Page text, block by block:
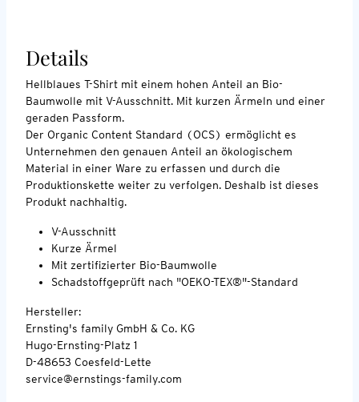
Details
Hellblaues T-Shirt mit einem hohen Anteil an Bio-
Baumwolle mit V-Ausschnitt. Mit kurzen Ärmeln und einer
geraden Passform.
Der Organic Content Standard (OCS) ermöglicht es
Unternehmen den genauen Anteil an ökologischem
Material in einer Ware zu erfassen und durch die
Produktionskette weiter zu verfolgen. Deshalb ist dieses
Produkt nachhaltig.
V-Ausschnitt
Kurze Ärmel
Mit zertifizierter Bio-Baumwolle
Schadstoffgeprüft nach "OEKO-TEX®"-Standard
Hersteller:
Ernsting's family GmbH & Co. KG
Hugo-Ernsting-Platz 1
D-48653 Coesfeld-Lette
service@ernstings-family.com